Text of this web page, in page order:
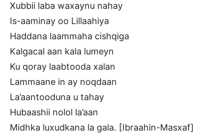
Xubbii laba waxaynu nahay
Is-aaminay oo Lillaahiya
Haddana laammaha cishqiga
Kalgacal aan kala lumeyn
Ku qoray laabtooda xalan
Lammaane in ay noqdaan
La’aantooduna u tahay
Hubaashii nolol la’aan
Midhka luxudkana la gala. [Ibraahin-Masxaf]